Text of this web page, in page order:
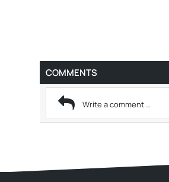
COMMENTS